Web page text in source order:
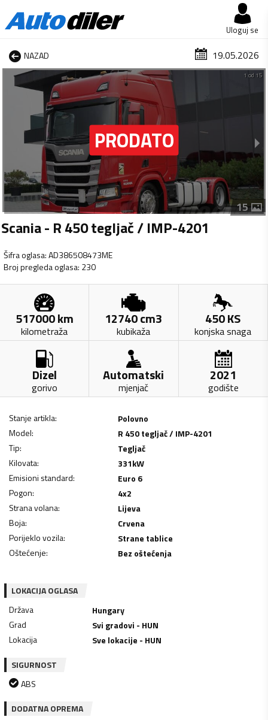
Uloguj se
NAZAD 19.05.2026
1 od 15
15
Scania - R 450 tegljač / IMP-4201
Šifra oglasa:AD386508473ME
Broj pregleda oglasa: 230
517000km
kilometraža
12740cm3
kubikaža
450KS
konjska snaga
Dizel
gorivo
Automatski
mjenjač
2021
godište
Stanje artikla:
Polovno
Model:
R 450 tegljač / IMP-4201
Tip:
Tegljač
Kilovata: 331kW
Emisioni standard:
Euro 6
Pogon:
4x2
Strana volana:
Lijeva
Boja:
Crvena
Porijeklo vozila:
Strane tablice
Oštećenje: Bez oštećenja
LOKACIJA OGLASA
Država
Hungary
Grad
Svi gradovi - HUN
Lokacija
Sve lokacije - HUN
SIGURNOST
ABS
DODATNA OPREMA